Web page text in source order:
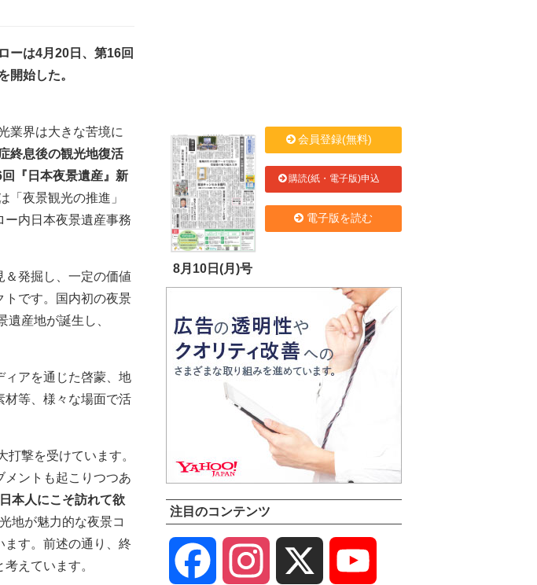
ーは4月20日、第16回
開始した。
業界は大きな苦境に
終息後の観光地復活
『日本夜景遺産』新
「夜景観光の推進」
ー内日本夜景遺産事務
＆発掘し、一定の価値
トです。国内初の夜景
産地が誕生し、
ィアを通じた啓蒙、地
材等、様々な場面で活
撃を受けています。
メントも起こりつつあ
本人にこそ訪れて欲
地が魅力的な夜景コ
ます。前述の通り、終
えています。
8月10日(月)号
会員登録(無料)
購読(紙・電子版)申込
電子版を読む
注目のコンテンツ
Facebook Instagram